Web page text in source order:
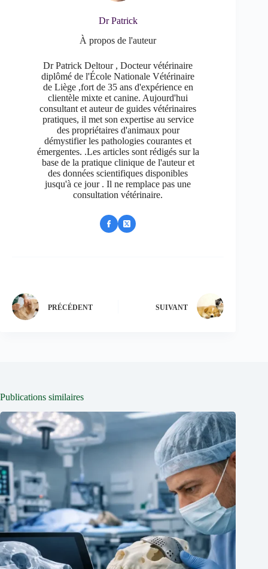
Dr Patrick
À propos de l'auteur
Dr Patrick Deltour , Docteur vétérinaire
diplômé de l'École Nationale Vétérinaire
de Liège ,fort de 35 ans d'expérience en
clientèle mixte et canine. Aujourd'hui
consultant et auteur de guides vétérinaires
pratiques, il met son expertise au service
des propriétaires d'animaux pour
démystifier les pathologies courantes et
émergentes. .Les articles sont rédigés sur la
base de la pratique clinique de l'auteur et
des données scientifiques disponibles
jusqu'à ce jour . Il ne remplace pas une
consultation vétérinaire.
PRÉCÉDENT SUIVANT
Publications similaires